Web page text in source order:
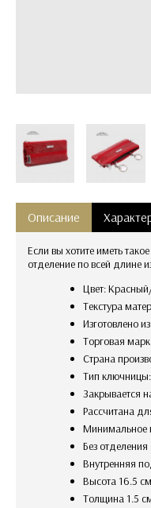
Описание
Если вы хотите иметь
отделение по всей длине
Цвет:
текстура
изготовлено
Торговая
Страна
Тип
рассчитана
без
внутренняя
Высота 16.5 см
Толщина 1.5